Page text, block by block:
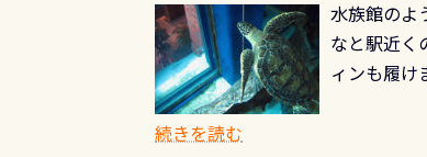
る(流され
記念物の「
すが、ここ
やオリジナ
す。 ※
思い出にな
水族館のよ
なと駅近く
ィンも履け
続きを読む